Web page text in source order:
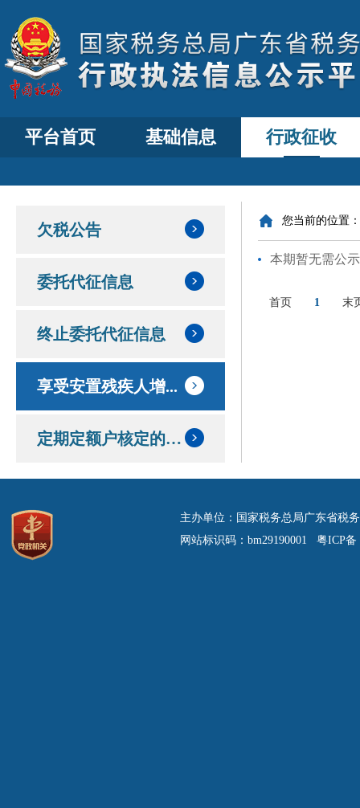
平台首页 基础信息 行政征收
欠税公告
委托代征信息
终止委托代征信息
享受安置残疾人增...
定期定额户核定的定额和应纳税额情况
您当前的位置
本期暂无需公
首页 1 末
主办单位：国家税务总局广东省税
网站标识码：bm29190001 粤ICP